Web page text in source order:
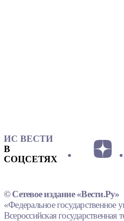
ИС ВЕСТИ
В
СОЦСЕТЯХ
© Сетевое издание «Вести.Ру»
«Федеральное государственное
Всероссийская государственная